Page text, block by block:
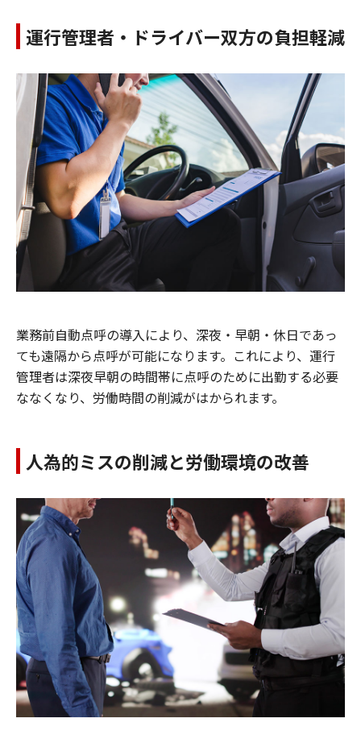
運行管理者・ドライバー双方の負担軽減
業務前自動点呼の導入により、深夜・早朝・休日であっ
ても遠隔から点呼が可能になります。これにより、運行
管理者は深夜早朝の時間帯に点呼のために出勤する必要
ななくなり、労働時間の削減がはかられます。
人為的ミスの削減と労働環境の改善